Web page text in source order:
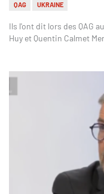
QAG UKRAINE
Ils l'ont dit lors des QAG
Huy et Quentin Calmet